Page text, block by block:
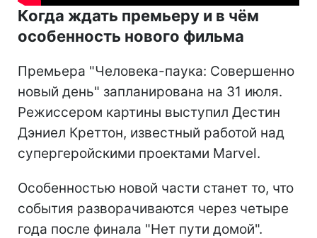
Когда ждать премьеру и в чём
особенность нового фильма
Премьера "Человека-паука: Совершенно
новый день" запланирована на 31 июля.
Режиссером картины выступил Дестин
Дэниел Креттон, известный работой над
супергеройскими проектами Marvel.
Особенностью новой части станет то, что
события разворачиваются через четыре
года после финала "Нет пути домой".